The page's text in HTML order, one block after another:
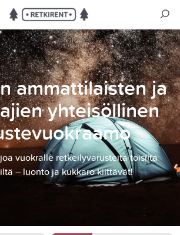
ammattilaisten ja
yhteisöllinen
vuokralle retkeilyvarusteita toisilta
– luonto ja kukkaro kiittävät!